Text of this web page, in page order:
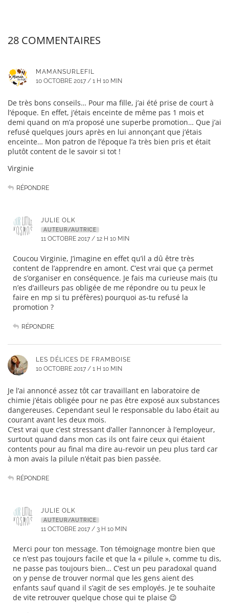
28 COMMENTAIRES
MAMANSURLEFIL
10 OCTOBRE 2017 / 1 H 10 MIN
De très bons conseils… Pour ma fille, j’ai été prise de court à
l’époque. En effet, j’étais enceinte de même pas 1 mois et
demi quand on m’a proposé une superbe promotion… Que j’ai
refusé quelques jours après en lui annonçant que j’étais
enceinte… Mon patron de l’époque l’a très bien pris et était
plutôt content de le savoir si tot !
Virginie
RÉPONDRE
JULIE OLK
AUTEUR/AUTRICE
11 OCTOBRE 2017 / 12 H 10 MIN
Coucou Virginie, J’imagine en effet qu’il a dû être très
content de l’apprendre en amont. C’est vrai que ça permet
de s’organiser en conséquence. Je fais ma curieuse mais (tu
n’es d’ailleurs pas obligée de me répondre ou tu peux le
faire en mp si tu préfères) pourquoi as-tu refusé la
promotion ?
RÉPONDRE
LES DÉLICES DE FRAMBOISE
10 OCTOBRE 2017 / 1 H 10 MIN
Je l’ai annoncé assez tôt car travaillant en laboratoire de
chimie j’étais obligée pour ne pas être exposé aux substances
dangereuses. Cependant seul le responsable du labo était au
courant avant les deux mois.
C’est vrai que c’est stressant d’aller l’annoncer à l’employeur,
surtout quand dans mon cas ils ont faire ceux qui étaient
contents pour au final ma dire au-revoir un peu plus tard car
à mon avais la pilule n’était pas bien passée.
RÉPONDRE
JULIE OLK
AUTEUR/AUTRICE
11 OCTOBRE 2017 / 3 H 10 MIN
Merci pour ton message. Ton témoignage montre bien que
ce n’est pas toujours facile et que la « pilule », comme tu dis,
ne passe pas toujours bien… C’est un peu paradoxal quand
on y pense de trouver normal que les gens aient des
enfants sauf quand il s’agit de ses employés. Je te souhaite
de vite retrouver quelque chose qui te plaise 😉